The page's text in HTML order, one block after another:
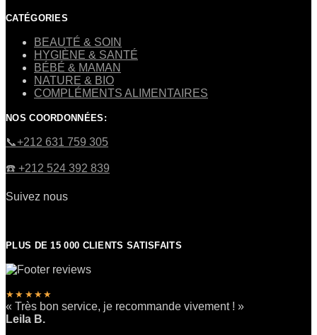
CATÉGORIES
BEAUTÉ & SOIN
HYGIÈNE & SANTÉ
BÉBÉ & MAMAN
NATURE & BIO
COMPLÉMENTS ALIMENTAIRES
NOS COORDONNÉES:
​📞+212 631 759 305
☎️​ +212 524 392 839
Suivez nous
PLUS DE 15 000 CLIENTS SATISFAITS
★★★★★
« Très bon service, je recommande vivement ! »
Leila B.